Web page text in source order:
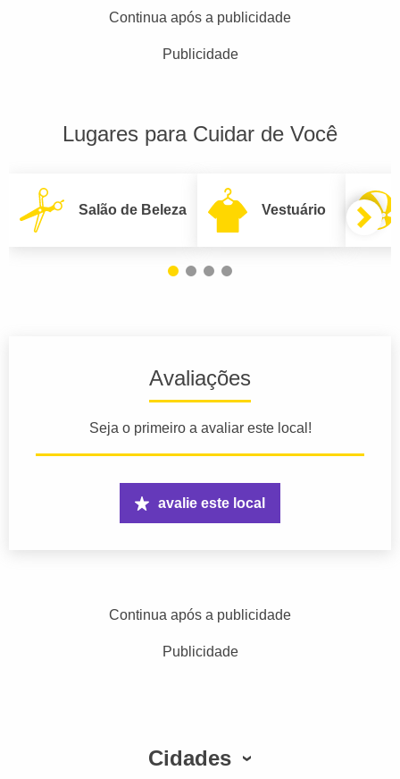
Continua após a publicidade
Publicidade
Lugares para Cuidar de Você
Salão de Beleza Vestuário
Avaliações
Seja o primeiro a avaliar este local!
avalie este local
Continua após a publicidade
Publicidade
Cidades